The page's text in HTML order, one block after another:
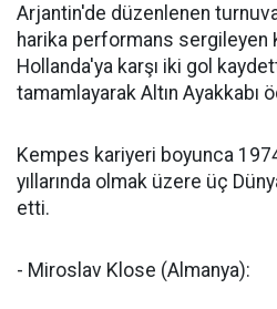
Arjantin'de düzenlenen
harika performans sergileyen
Hollanda'ya karşı iki gol
tamamlayarak Altın Ayakkabı
Kempes kariyeri boyunca
yıllarında olmak üzere üç
etti.
- Miroslav Klose (Almanya):